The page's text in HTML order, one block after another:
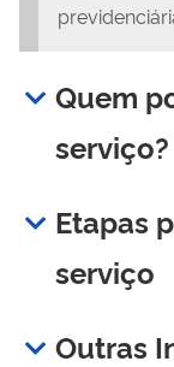
Quem
serviço?
Etapas
serviço
Outras